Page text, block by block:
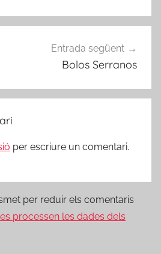
Entrada següent
Bolos Serranos
per escriure un comentari.
per reduir els comentaris
processen les dades dels